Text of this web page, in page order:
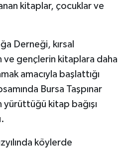
kitaplar, çocuklar ve
Derneği, kırsal
ve gençlerin kitaplara daha
amacıyla başlattığı
Bursa Taşpınar
yürüttüğü kitap bağışı
köylerde